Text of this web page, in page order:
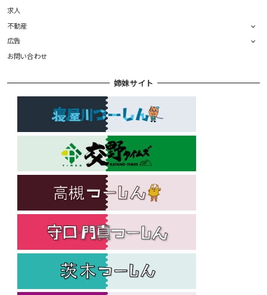
求人
不動産
広告
お問い合わせ
姉妹サイト